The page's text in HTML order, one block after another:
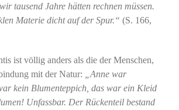
tausend Jahre hätten rechnen müssen.
Materie dicht auf der Spur.“ (S. 166,
ist völlig anders als die der Menschen,
mit der Natur:
„Anne war
kein Blumenteppich, das war ein Kleid
Unfassbar. Der Rückenteil bestand